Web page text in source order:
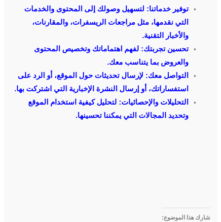
توفير خدماتنا: لتسهيل وصولك إلى المحتوى والخدمات
التي نقدمها، مثل مراجعات الريسفرات، والمقارنات،
والأخبار التقنية.
تحسين تجربتك: لفهم اهتماماتك وتخصيص المحتوى
والعروض بما يتناسب معك.
التواصل معك: لإرسال تحديثات حول الموقع، أو الرد على
استفساراتك، أو إرسال النشرة الإخبارية التي اشتركت بها.
التحليلات والإحصائيات: لتحليل كيفية استخدام الموقع
وتحديد المجالات التي يمكننا تحسينها.
شارك هذا الموضوع: